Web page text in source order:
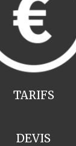
TARIFS
DEVIS